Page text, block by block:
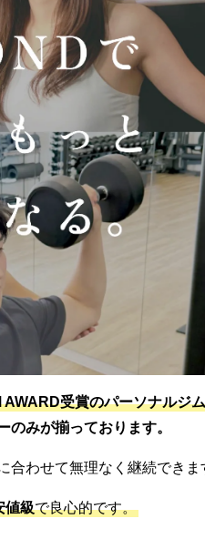
AWARD受賞のパーソナルジ
のみが揃っております。
わせて無理なく継続できま
値級で良心的です。